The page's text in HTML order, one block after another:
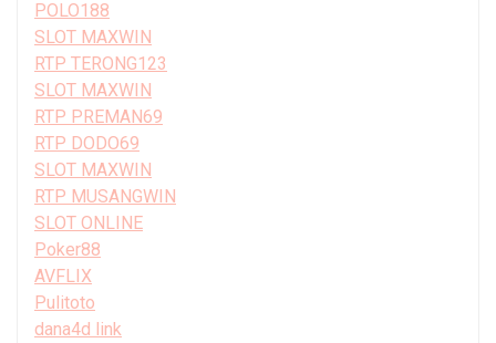
POLO188
SLOT MAXWIN
RTP TERONG123
SLOT MAXWIN
RTP PREMAN69
RTP DODO69
SLOT MAXWIN
RTP MUSANGWIN
SLOT ONLINE
Poker88
AVFLIX
Pulitoto
dana4d link